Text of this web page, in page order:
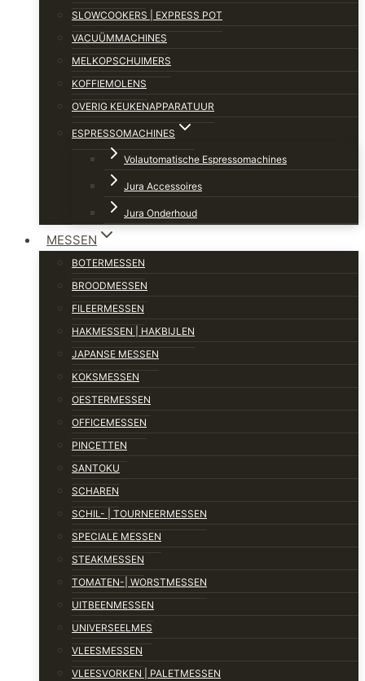
SLOWCOOKERS | EXPRESS POT
VACUÜMMACHINES
MELKOPSCHUIMERS
KOFFIEMOLENS
OVERIG KEUKENAPPARATUUR
ESPRESSOMACHINES
Volautomatische Espressomachines
Jura Accessoires
Jura Onderhoud
MESSEN
BOTERMESSEN
BROODMESSEN
FILEERMESSEN
HAKMESSEN | HAKBIJLEN
JAPANSE MESSEN
KOKSMESSEN
OESTERMESSEN
OFFICEMESSEN
PINCETTEN
SANTOKU
SCHAREN
SCHIL- | TOURNEERMESSEN
SPECIALE MESSEN
STEAKMESSEN
TOMATEN-| WORSTMESSEN
UITBEENMESSEN
UNIVERSEELMES
VLEESMESSEN
VLEESVORKEN | PALETMESSEN